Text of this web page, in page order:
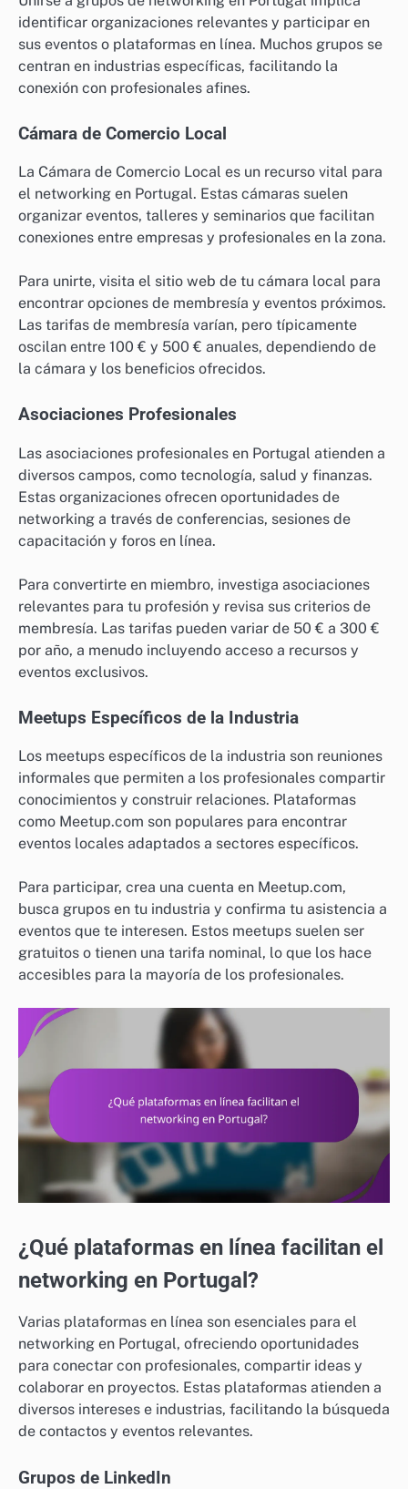
identificar organizaciones relevantes y participar en
sus eventos o plataformas en línea. Muchos grupos se
centran en industrias específicas, facilitando la
conexión con profesionales afines.
Cámara de Comercio Local
La Cámara de Comercio Local es un recurso vital para
el networking en Portugal. Estas cámaras suelen
organizar eventos, talleres y seminarios que facilitan
conexiones entre empresas y profesionales en la zona.
Para unirte, visita el sitio web de tu cámara local para
encontrar opciones de membresía y eventos próximos.
Las tarifas de membresía varían, pero típicamente
oscilan entre 100 € y 500 € anuales, dependiendo de
la cámara y los beneficios ofrecidos.
Asociaciones Profesionales
Las asociaciones profesionales en Portugal atienden a
diversos campos, como tecnología, salud y finanzas.
Estas organizaciones ofrecen oportunidades de
networking a través de conferencias, sesiones de
capacitación y foros en línea.
Para convertirte en miembro, investiga asociaciones
relevantes para tu profesión y revisa sus criterios de
membresía. Las tarifas pueden variar de 50 € a 300 €
por año, a menudo incluyendo acceso a recursos y
eventos exclusivos.
Meetups Específicos de la Industria
Los meetups específicos de la industria son reuniones
informales que permiten a los profesionales compartir
conocimientos y construir relaciones. Plataformas
como Meetup.com son populares para encontrar
eventos locales adaptados a sectores específicos.
Para participar, crea una cuenta en Meetup.com,
busca grupos en tu industria y confirma tu asistencia a
eventos que te interesen. Estos meetups suelen ser
gratuitos o tienen una tarifa nominal, lo que los hace
accesibles para la mayoría de los profesionales.
¿Qué plataformas en línea facilitan el
networking en Portugal?
Varias plataformas en línea son esenciales para el
networking en Portugal, ofreciendo oportunidades
para conectar con profesionales, compartir ideas y
colaborar en proyectos. Estas plataformas atienden a
diversos intereses e industrias, facilitando la búsqueda
de contactos y eventos relevantes.
Grupos de LinkedIn